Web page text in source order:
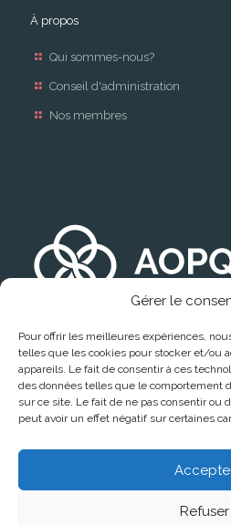
Gérer le
Pour offrir les meilleures expériences,
telles que les cookies pour stocker et/ou
appareils. Le fait de consentir à ces
des données telles que le comportement
sur ce site. Le fait de ne pas consentir ou
peut avoir un effet négatif sur certaines
Refuser
À propos
Qui sommes-nous?
Conseil d'administration
Nos membres